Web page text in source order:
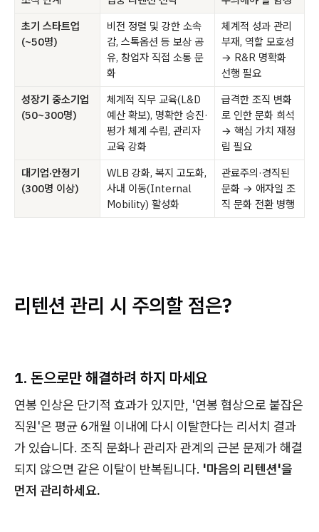
초기 스타트업
(~50명)
비전 정렬 및 강한 소속
감, 스톡옵션 등 보상 공
유, 창업자 직접 소통 문
화
체계적 성과 관리
부재, 역할 모호성
→ R&R 명확화
선행 필요
성장기 중소기업
(50~300명)
체계적 직무 교육(L&D
예산 확보), 명확한 승진·
평가 체계 수립, 관리자
교육 강화
급격한 조직 변화
로 인한 문화 희석
→ 핵심 가치 재정
립 필요
대기업·안정기
(300명 이상)
WLB 강화, 복지 고도화,
사내 이동(Internal
Mobility) 활성화
관료주의·경직된
문화 → 애자일 조
직 문화 전환 병행
리텐션 관리 시 주의할 점은?
1. 돈으로만 해결하려 하지 마세요
연봉 인상은 단기적 효과가 있지만, '연봉 협상으로 붙잡은
직원'은 평균 6개월 이내에 다시 이탈한다는 리서치 결과
가 있습니다. 조직 문화나 관리자 관계의 근본 문제가 해결
되지 않으면 같은 이탈이 반복됩니다. '마음의 리텐션'을
먼저 관리하세요.